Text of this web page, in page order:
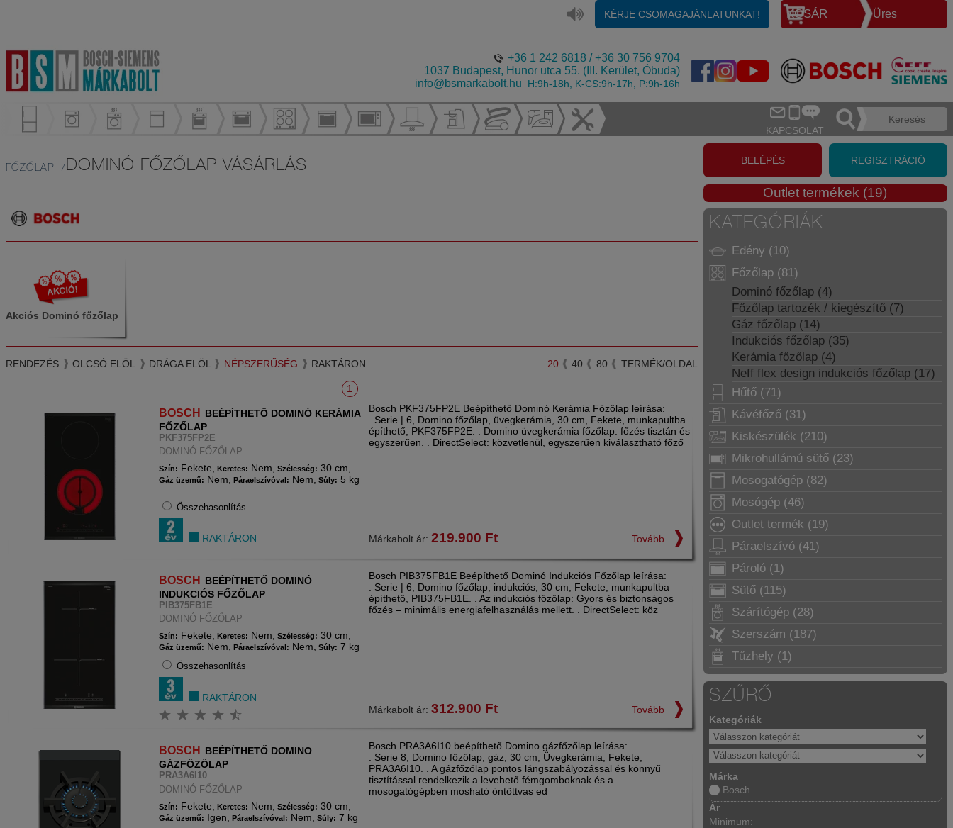
KÉRJE CSOMAGAJÁNLATUNKAT! KOSÁR Üres
+36 1 242 6818 /+36 30 756 9704
1037 Budapest, Hunor utca 55. (III. Kerület, Óbuda)
info@bsmarkabolt.hu
H:9h-18h, K-CS:9h-17h, P:9h-16h
KAPCSOLAT
FŐZŐLAP DOMINÓ FŐZŐLAP VÁSÁRLÁS
Akciós Dominó főzőlap
RENDEZÉS OLCSÓ ELÖL DRÁGA ELÖL NÉPSZERŰSÉG RAKTÁRON 20 40 80 TERMÉK/OLDAL
1
BOSCH
BEÉPÍTHETŐ DOMINÓ KERÁMIA
FŐZŐLAP
PKF375FP2E
DOMINÓ FŐZŐLAP
Szín: Fekete, Keretes: Nem, Szélesség: 30 cm,
Gáz üzemű: Nem, Páraelszívóval: Nem, Súly: 5 kg
Összehasonlítás
RAKTÁRON
Bosch PKF375FP2E Beépíthető Dominó Kerámia Főzőlap leírása:
. Serie | 6, Domino főzőlap, üvegkerámia, 30 cm, Fekete, munkapultba
építhető, PKF375FP2E. . Domino üvegkerámia főzőlap: főzés tisztán és
egyszerűen. . DirectSelect: közvetlenül, egyszerűen kiválasztható főző
Márkabolt ár: 219.900 Ft Tovább
BOSCH
BEÉPÍTHETŐ DOMINÓ
INDUKCIÓS FŐZŐLAP
PIB375FB1E
DOMINÓ FŐZŐLAP
Szín: Fekete, Keretes: Nem, Szélesség: 30 cm,
Gáz üzemű: Nem, Páraelszívóval: Nem, Súly: 7 kg
Összehasonlítás
RAKTÁRON
Bosch PIB375FB1E Beépíthető Dominó Indukciós Főzőlap leírása:
. Serie | 6, Domino főzőlap, indukciós, 30 cm, Fekete, munkapultba
építhető, PIB375FB1E. . Az indukciós főzőlap: Gyors és biztonságos
főzés – minimális energiafelhasználás mellett. . DirectSelect: köz
Márkabolt ár: 312.900 Ft Tovább
BOSCH
BEÉPÍTHETŐ DOMINO
GÁZFŐZŐLAP
PRA3A6I10
DOMINÓ FŐZŐLAP
Szín: Fekete, Keretes: Nem, Szélesség: 30 cm,
Gáz üzemű: Igen, Páraelszívóval: Nem, Súly: 7 kg
Bosch PRA3A6I10 beépíthető Domino gázfőzőlap leírása:
. Serie 8, Domino főzőlap, gáz, 30 cm, Üvegkerámia, Fekete,
PRA3A6I10. . A gázfőzőlap pontos lángszabályozással és könnyű
tisztítással rendelkezik a levehető fémgomboknak és a
mosogatógépben mosható öntöttvas ed
BELÉPÉS REGISZTRÁCIÓ
Outlet termékek (19)
KATEGÓRIÁK
Edény (10)
Főzőlap (81)
Dominó főzőlap (4)
Főzőlap tartozék / kiegészítő (7)
Gáz főzőlap (14)
Indukciós főzőlap (35)
Kerámia főzőlap (4)
Neff flex design indukciós főzőlap (17)
Hűtő (71)
Kávéfőző (31)
Kiskészülék (210)
Mikrohullámú sütő (23)
Mosogatógép (82)
Mosógép (46)
Outlet termék (19)
Páraelszívó (41)
Pároló (1)
Sütő (115)
Szárítógép (28)
Szerszám (187)
Tűzhely (1)
SZŰRŐ
Kategóriák
Márka
Bosch
Ár
Minimum: